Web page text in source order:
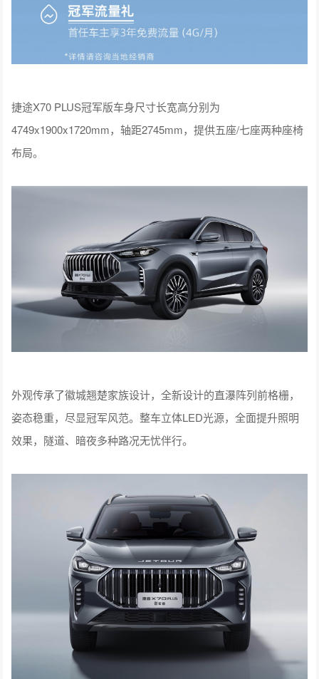
捷途X70 PLUS冠军版车身尺寸长宽高分别为
4749x1900x1720mm，轴距2745mm，提供五座/七座两种座椅
布局。
外观传承了徽城翘楚家族设计，全新设计的直瀑阵列前格栅，
姿态稳重，尽显冠军风范。整车立体LED光源，全面提升照明
效果，隧道、暗夜多种路况无忧伴行。